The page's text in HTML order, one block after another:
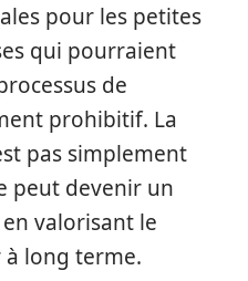
pour les petites
qui pourraient
de
prohibitif. La
pas simplement
peut devenir un
valorisant le
long terme.